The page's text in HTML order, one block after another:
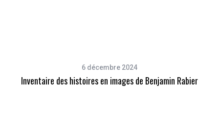
6 décembre 2024
Inventaire des histoires en images de Benjamin Rabier